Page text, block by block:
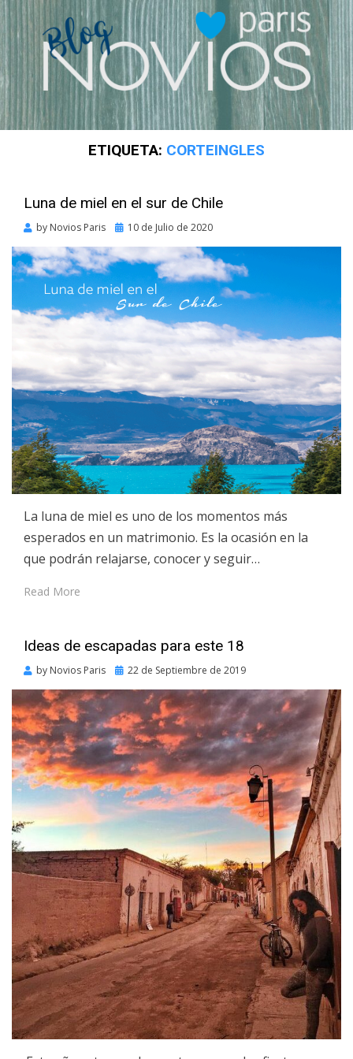
ETIQUETA: CORTEINGLES
Luna de miel en el sur de Chile
by Novios Paris
Posted
10 de Julio de 2020
La luna de miel es uno de los momentos más
esperados en un matrimonio. Es la ocasión en la
que podrán relajarse, conocer y seguir…
Read More
Ideas de escapadas para este 18
by Novios Paris
Posted
22 de Septiembre de 2019